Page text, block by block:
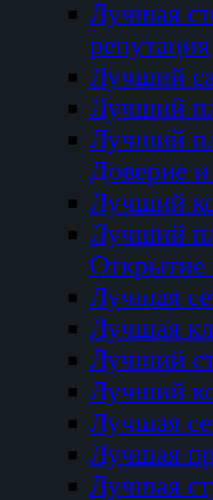
Лучшая
репутация
Лучший
Лучший
Лучший
Доверие
Лучший
Лучший
Открытие
Лучшая
Лучшая
Лучший
Лучший
Лучшая
Лучшая
Лучшая